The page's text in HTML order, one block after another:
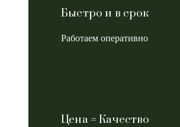
Быстро и в срок
Работаем оперативно
Цена = Качество